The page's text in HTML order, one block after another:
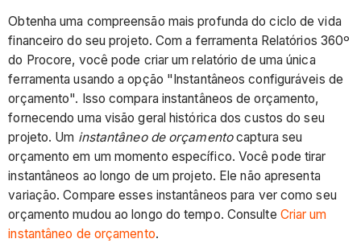
Obtenha uma compreensão mais profunda do ciclo de vida
financeiro do seu projeto. Com a ferramenta Relatórios 360º
do Procore, você pode criar um relatório de uma única
ferramenta usando a opção "Instantâneos configuráveis de
orçamento". Isso compara instantâneos de orçamento,
fornecendo uma visão geral histórica dos custos do seu
projeto. Um instantâneo de orçamentocaptura seu
orçamento em um momento específico. Você pode tirar
instantâneos ao longo de um projeto. Ele não apresenta
variação. Compare esses instantâneos para ver como seu
orçamento mudou ao longo do tempo. Consulte Criar um
instantâneo de orçamento.